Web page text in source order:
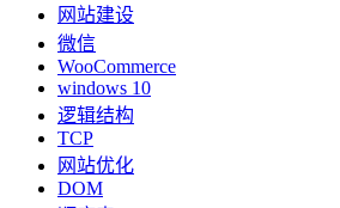
网站建设
微信
WooCommerce
windows 10
逻辑结构
TCP
网站优化
DOM